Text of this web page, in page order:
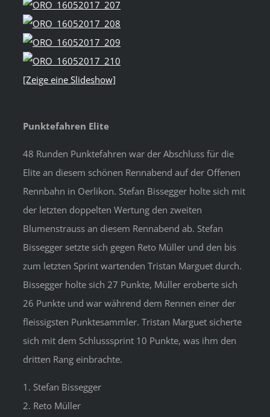
[Zeige eine Slideshow]
Punktefahren Elite
48 Runden Punktefahren war der Abschluss für die
Elite an diesem schönen Rennabend auf der Offenen
Rennbahn in Oerlikon. Stefan Bissegger holte sich mit
der letzten doppelten Wertung den zweiten
Blumenstrauss an diesem Rennabend ab. Stefan
Bissegger setzte sich gegen Reto Müller und den bis
zum letzten Sprint wartenden Tristan Marguet durch.
Bissegger holte sich 27 Punkte, Müller eroberte sich
26 Punkte und war während dem Rennen einer der
fleissigsten Punktesammler. Tristan Marguet sicherte
sich mit dem Schlusssprint 10 Punkte, was ihm den
dritten Rang einbrachte.
1. Stefan Bissegger
2. Reto Müller